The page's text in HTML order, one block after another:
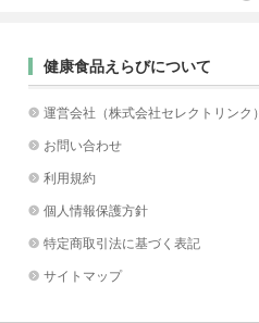
健康食品えらびについて
運営会社（株式会社セレクトリンク）
お問い合わせ
利用規約
個人情報保護方針
特定商取引法に基づく表記
サイトマップ